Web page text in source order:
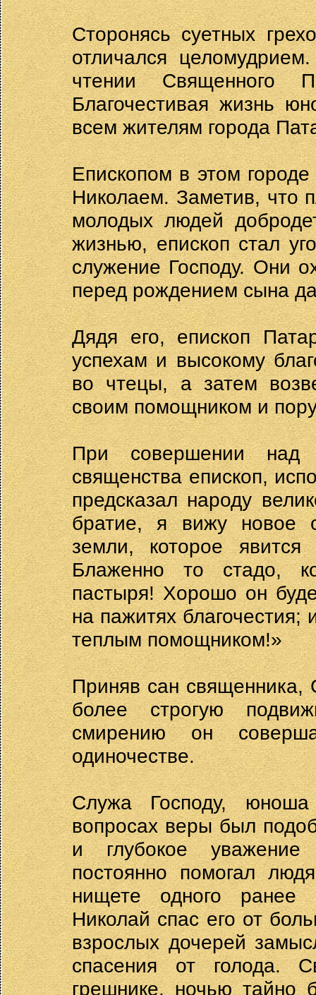
Сторонясь суетных
отличался
чтении Священного
Благочестивая жизнь
всем жителям города
Епископом в этом
Николаем. Заметив, что
молодых людей
жизнью, епископ стал
служение Господу. Они
перед рождением сына
Дядя его, епископ
успехам и высокому
во чтецы, а затем
своим помощником и
При совершении над
священства епископ,
предсказал народу
братие, я вижу новое
земли, которое
Блаженно то стадо,
пастыря! Хорошо он
на пажитях
теплым помощником!»
Приняв сан священника,
более строгую
смирению он
одиночестве.
Служа Господу,
вопросах веры был
и глубокое
постоянно помогал
нищете одного ранее
Николай спас его от
взрослых дочерей
спасения от голода.
грешнике, ночью тайно